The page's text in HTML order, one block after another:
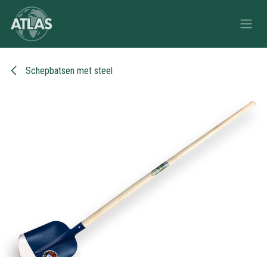
Overslaan naar inhoud
Schepbatsen met steel